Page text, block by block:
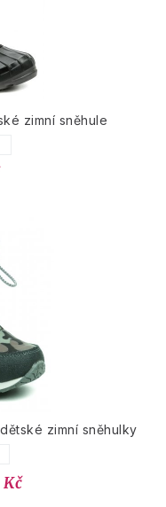
zimní sněhule
zimní sněhulky